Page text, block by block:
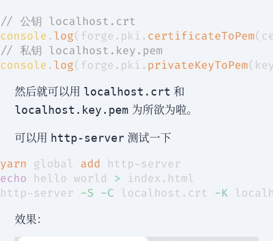
// 公钥 localhost.crt
console . log( forge . pki . certificateToPem(
// 私钥 localhost.key.pem
console . log( forge . pki . privateKeyToPem(
然后就可以用 localhost.crt 和
localhost.key.pem 为所欲为啦。
可以用 http-server 测试一下
yarn global add
echo hello world >
http-server -S -C localhost.crt -K
效果：